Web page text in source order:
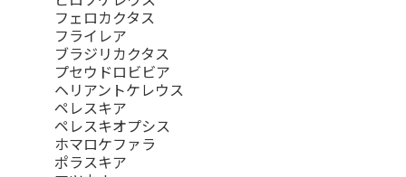
フェロカクタス
フライレア
ブラジリカクタス
プセウドロビビア
ヘリアントケレウス
ペレスキア
ペレスキオプシス
ホマロケファラ
ポラスキア